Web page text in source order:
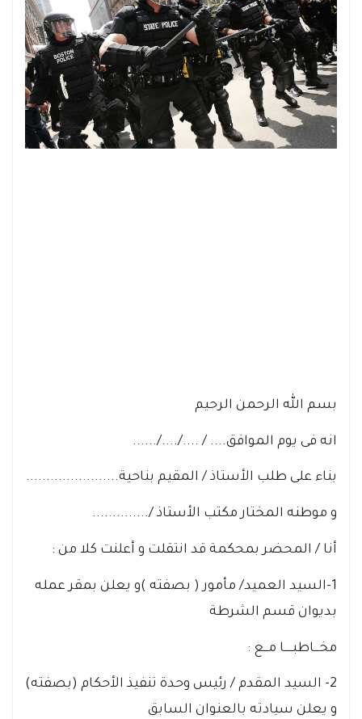
بسم الله الرحمن الرحيم
انه فى يوم الموافق.... / ..../..../......
بناء على طلب الأستاذ / المقيم بناحية.......................
و موطنه المختار مكتب الأستاذ /..............
أنا / المحضر بمحكمة قد انتقلت و أعلنت كلا من :
1-السيد العميد/ مأمور ( بصفته )و يعلن بمقر عمله
بديوان قسم الشرطة
مخـــاطبـــــا مـــع :
2- السيد المقدم / رئيس وحدة تنفيذ الأحكام (بصفته)
و يعلن سيادته بالعنوان السابق